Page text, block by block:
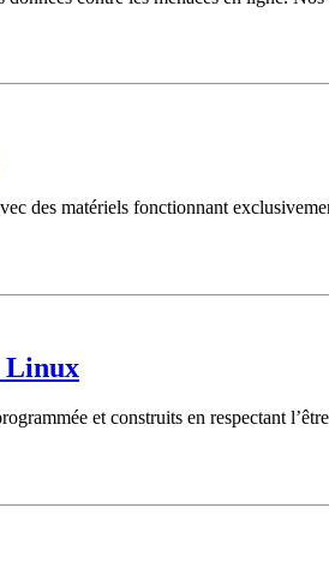
des matériels fonctionnant
Linux
et construits en respectant